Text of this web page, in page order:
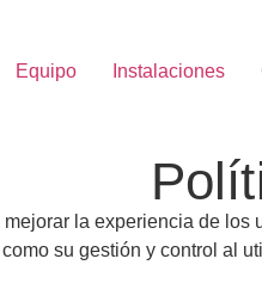
Equipo Instalaciones
la experiencia de
su gestión y control al